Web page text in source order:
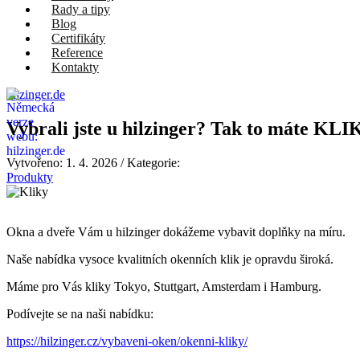
Rady a tipy
Blog
Certifikáty
Reference
Kontakty
hilzinger.de
Vybrali jste u hilzinger? Tak to máte
Vytvořeno: 1. 4. 2026 / Kategorie:
Produkty
Okna a dveře Vám u hilzinger dokážeme vybavit doplňky na míru.
Naše nabídka vysoce kvalitních okenních klik je opravdu široká.
Máme pro Vás kliky Tokyo, Stuttgart, Amsterdam i Hamburg.
Podívejte se na naši nabídku:
https://hilzinger.cz/vybaveni-oken/okenni-kliky/